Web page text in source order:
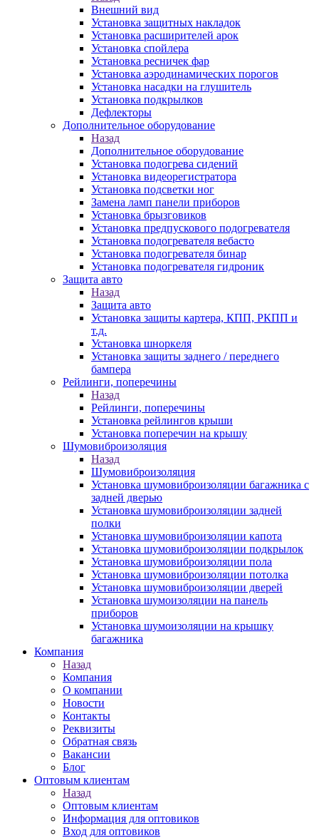
Внешний вид
Установка защитных накладок
Установка расширителей арок
Установка спойлера
Установка ресничек фар
Установка аэродинамических порогов
Установка насадки на глушитель
Установка подкрылков
Дефлекторы
Дополнительное оборудование
Назад
Дополнительное оборудование
Установка подогрева сидений
Установка видеорегистратора
Установка подсветки ног
Замена ламп панели приборов
Установка брызговиков
Установка предпускового подогревателя
Установка подогревателя вебасто
Установка подогревателя бинар
Установка подогревателя гидроник
Защита авто
Назад
Защита авто
Установка защиты картера, КПП, РКПП и
т.д.
Установка шноркеля
Установка защиты заднего / переднего
бампера
Рейлинги, поперечины
Назад
Рейлинги, поперечины
Установка рейлингов крыши
Установка поперечин на крышу
Шумовиброизоляция
Назад
Шумовиброизоляция
Установка шумовиброизоляции багажника с
задней дверью
Установка шумовиброизоляции задней
полки
Установка шумовиброизоляции капота
Установка шумовиброизоляции подкрылок
Установка шумовиброизоляции пола
Установка шумовиброизоляции потолка
Установка шумовиброизоляции дверей
Установка шумоизоляции на панель
приборов
Установка шумоизоляции на крышку
багажника
Компания
Назад
Компания
О компании
Новости
Контакты
Реквизиты
Обратная связь
Вакансии
Блог
Оптовым клиентам
Назад
Оптовым клиентам
Информация для оптовиков
Вход для оптовиков